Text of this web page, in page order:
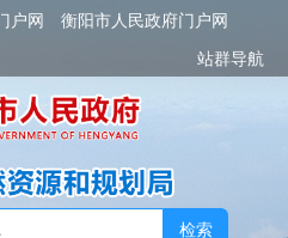
户网
衡阳市人民政府门户网
站群导航
检索